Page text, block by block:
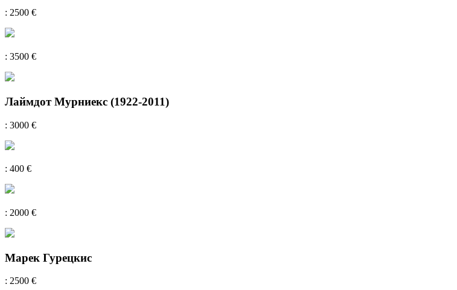
: 2500 €
: 3500 €
Лаймдот Мурниекс (1922-2011)
: 3000 €
: 400 €
: 2000 €
Марек Гурецкис
: 2500 €